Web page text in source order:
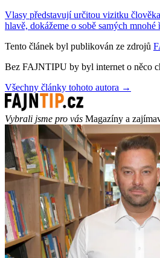
Vlasy představují určitou vizitku
hlavě, dokážeme o sobě samých mnohé
Tento článek byl publikován ze zdrojů
Bez FAJNTIPU by byl internet o něco
Všechny články tohoto autora →
Vybrali jsme pro vás Magazíny a